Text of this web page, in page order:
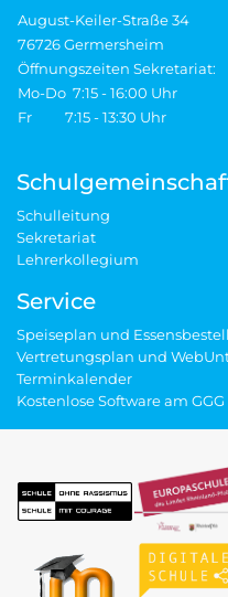
August-Keiler-Straße 34
76726 Germersheim
Öffnungszeiten Sekretariat:
Mo-Do 7:15 - 16:00 Uhr
Fr 7:15 - 13:30 Uhr
Schulleitung
Sekretariat
Lehrerkollegium
Service
Speiseplan und
Vertretungsplan und
Terminkalender
Kostenlose Software am GGG